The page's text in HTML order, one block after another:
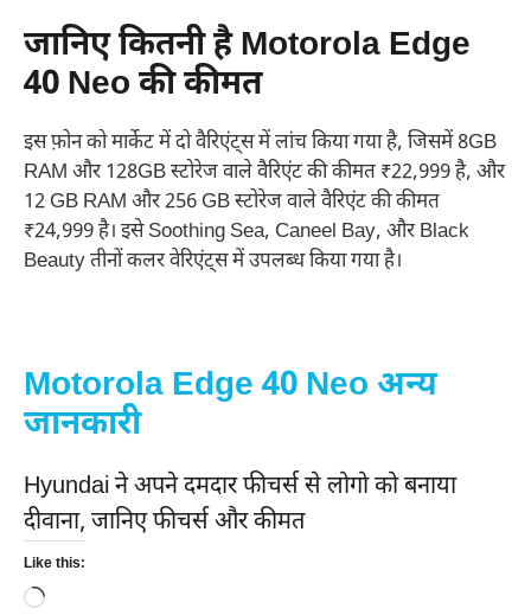
जानिए कितनी है Motorola Edge
40 Neo की कीमत
इस फ़ोन को मार्केट में दो वैरिएंट्स में लांच किया गया है, जिसमें 8GB
RAM और 128GB स्टोरेज वाले वैरिएंट की कीमत ₹22,999 है, और
12 GB RAM और 256 GB स्टोरेज वाले वैरिएंट की कीमत
₹24,999 है। इसे Soothing Sea, Caneel Bay, और Black
Beauty तीनों कलर वेरिएंट्स में उपलब्ध किया गया है।
Motorola Edge 40 Neo अन्य
जानकारी
Hyundai ने अपने दमदार फीचर्स से लोगो को बनाया
दीवाना, जानिए फीचर्स और कीमत
Like this:
Loading…